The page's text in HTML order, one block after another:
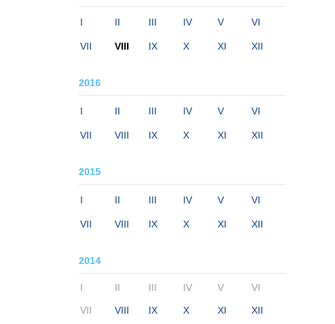
I II III IV V VI
VII VIII IX X XI XII
2016
I II III IV V VI
VII VIII IX X XI XII
2015
I II III IV V VI
VII VIII IX X XI XII
2014
I II III IV V VI
VII VIII IX X XI XII